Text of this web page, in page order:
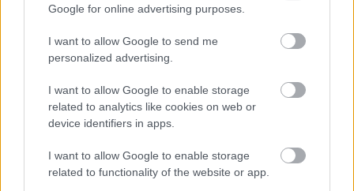
Google for online advertising purposes.
I want to allow Google to send me
personalized advertising.
I want to allow Google to enable storage
related to analytics like cookies on web or
device identifiers in apps.
I want to allow Google to enable storage
related to functionality of the website or app.
Deadpool 2 szinkronkritika -
spoilermentes
paddyd•2018. május 18.
Idén két olyan Marvel képregényen alapuló film
volt, amit mindennél jobban vártam, és mindkettőt
franchise tetőpontja volt, amelyet - ha nem is
indulása óta, de - legalább hat éve kitüntetett